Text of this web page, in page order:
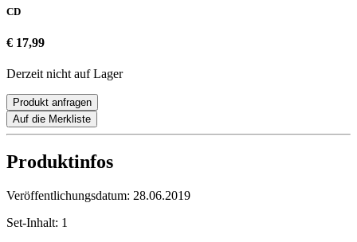
CD
€ 17,99
Derzeit nicht auf Lager
Produkt anfragen
Auf die Merkliste
Produktinfos
Veröffentlichungsdatum: 28.06.2019
Set-Inhalt: 1